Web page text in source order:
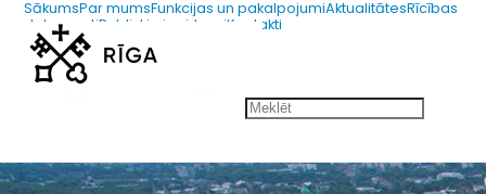
SākumsPar mumsFunkcijas un pakalpojumiAktualitātesRīcības
dokumentiPubliskie iepirkumiKontakti